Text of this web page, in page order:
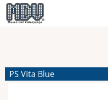
Pasar
al
PS Vita Blue